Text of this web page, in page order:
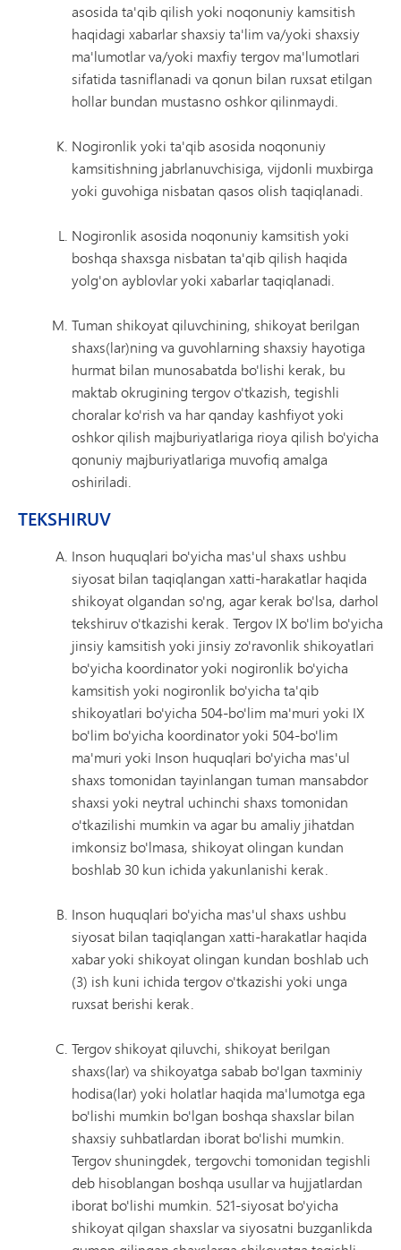
asosida ta'qib qilish yoki noqonuniy kamsitish
haqidagi xabarlar shaxsiy ta'lim va/yoki shaxsiy
ma'lumotlar va/yoki maxfiy tergov ma'lumotlari
sifatida tasniflanadi va qonun bilan ruxsat etilgan
hollar bundan mustasno oshkor qilinmaydi.
Nogironlik yoki ta'qib asosida noqonuniy
kamsitishning jabrlanuvchisiga, vijdonli muxbirga
yoki guvohiga nisbatan qasos olish taqiqlanadi.
Nogironlik asosida noqonuniy kamsitish yoki
boshqa shaxsga nisbatan ta'qib qilish haqida
yolg'on ayblovlar yoki xabarlar taqiqlanadi.
Tuman shikoyat qiluvchining, shikoyat berilgan
shaxs(lar)ning va guvohlarning shaxsiy hayotiga
hurmat bilan munosabatda bo'lishi kerak, bu
maktab okrugining tergov o'tkazish, tegishli
choralar ko'rish va har qanday kashfiyot yoki
oshkor qilish majburiyatlariga rioya qilish bo'yicha
qonuniy majburiyatlariga muvofiq amalga
oshiriladi.
TEKSHIRUV
Inson huquqlari bo'yicha mas'ul shaxs ushbu
siyosat bilan taqiqlangan xatti-harakatlar haqida
shikoyat olgandan so'ng, agar kerak bo'lsa, darhol
tekshiruv o'tkazishi kerak. Tergov IX bo'lim bo'yicha
jinsiy kamsitish yoki jinsiy zo'ravonlik shikoyatlari
bo'yicha koordinator yoki nogironlik bo'yicha
kamsitish yoki nogironlik bo'yicha ta'qib
shikoyatlari bo'yicha 504-bo'lim ma'muri yoki IX
bo'lim bo'yicha koordinator yoki 504-bo'lim
ma'muri yoki Inson huquqlari bo'yicha mas'ul
shaxs tomonidan tayinlangan tuman mansabdor
shaxsi yoki neytral uchinchi shaxs tomonidan
o'tkazilishi mumkin va agar bu amaliy jihatdan
imkonsiz bo'lmasa, shikoyat olingan kundan
boshlab 30 kun ichida yakunlanishi kerak.
Inson huquqlari bo'yicha mas'ul shaxs ushbu
siyosat bilan taqiqlangan xatti-harakatlar haqida
xabar yoki shikoyat olingan kundan boshlab uch
(3) ish kuni ichida tergov o'tkazishi yoki unga
ruxsat berishi kerak.
Tergov shikoyat qiluvchi, shikoyat berilgan
shaxs(lar) va shikoyatga sabab bo'lgan taxminiy
hodisa(lar) yoki holatlar haqida ma'lumotga ega
bo'lishi mumkin bo'lgan boshqa shaxslar bilan
shaxsiy suhbatlardan iborat bo'lishi mumkin.
Tergov shuningdek, tergovchi tomonidan tegishli
deb hisoblangan boshqa usullar va hujjatlardan
iborat bo'lishi mumkin. 521-siyosat bo'yicha
shikoyat qilgan shaxslar va siyosatni buzganlikda